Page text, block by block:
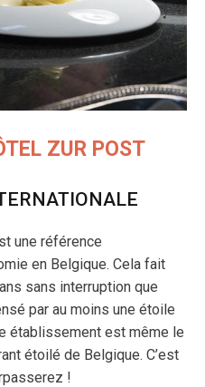
ZUR POST
une référence
en Belgique. Cela fait
sans interruption que
par au moins une étoile
établissement est même le
étoilé de Belgique. C’est
!